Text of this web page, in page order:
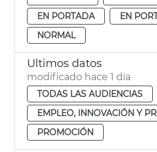
EN PORTADA
EN
NORMAL
Ultimos datos
modificado hace 1 día
TODAS LAS AUDIENCIAS
EMPLEO, INNOVACIÓN Y
PROMOCIÓN